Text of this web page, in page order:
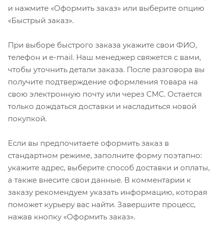
и нажмите «Оформить заказ» или выберите опцию
«Быстрый заказ».
При выборе быстрого заказа укажите свои ФИО,
телефон и e-mail. Наш менеджер свяжется с вами,
чтобы уточнить детали заказа. После разговора вы
получите подтверждение оформления товара на
свою электронную почту или через СМС. Остается
только дождаться доставки и насладиться новой
покупкой.
Если вы предпочитаете оформить заказ в
стандартном режиме, заполните форму поэтапно:
укажите адрес, выберите способ доставки и оплаты,
а также внесите свои данные. В комментарии к
заказу рекомендуем указать информацию, которая
поможет курьеру вас найти. Завершите процесс,
нажав кнопку «Оформить заказ».